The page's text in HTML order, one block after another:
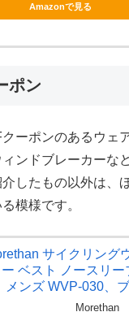
Amazonで見る
ポン
ーポンのあるウェ
ンドブレーカーな
したもの以外は、
模様です。
サイクリング
ー ベスト ノースリ
メンズ WVP-030、
Morethan